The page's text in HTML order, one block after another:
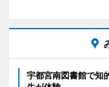
宇都宮南図書館で